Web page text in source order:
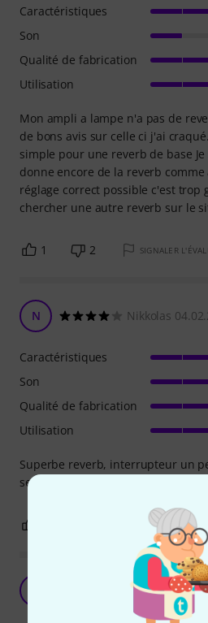
Mon ampli a lampe n'a pas de
de bons avis sur celle ci j'ai
simple pour une reverb de base
donne encore de la reverb
réglage correct possible c'est trop
chercher une autre reverb sur le
Caractéristiques
Son
Qualité de fabrication
Utilisation
1 2 SIGNALER
N Nikkolas
Superbe reverb, interrupteur un
seule la déco est fragile.
Caractéristiques
Son
Qualité de fabrication
Utilisation
SIGNALER
Alain77